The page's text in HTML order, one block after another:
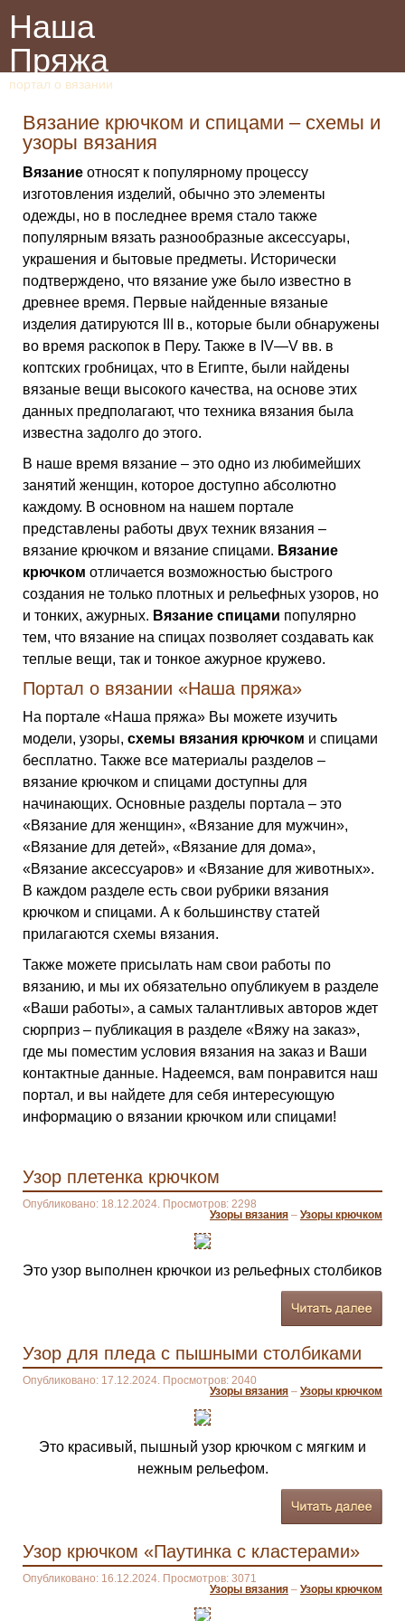
Наша
Пряжа
портал о вязании
Вязание крючком и спицами – схемы и
узоры вязания
Вязание относят к популярному процессу
изготовления изделий, обычно это элементы
одежды, но в последнее время стало также
популярным вязать разнообразные аксессуары,
украшения и бытовые предметы. Исторически
подтверждено, что вязание уже было известно в
древнее время. Первые найденные вязаные
изделия датируются III в., которые были обнаружены
во время раскопок в Перу. Также в IV—V вв. в
коптских гробницах, что в Египте, были найдены
вязаные вещи высокого качества, на основе этих
данных предполагают, что техника вязания была
известна задолго до этого.
В наше время вязание – это одно из любимейших
занятий женщин, которое доступно абсолютно
каждому. В основном на нашем портале
представлены работы двух техник вязания –
вязание крючком и вязание спицами. Вязание
крючком отличается возможностью быстрого
создания не только плотных и рельефных узоров, но
и тонких, ажурных. Вязание спицами популярно
тем, что вязание на спицах позволяет создавать как
теплые вещи, так и тонкое ажурное кружево.
Портал о вязании «Наша пряжа»
На портале «Наша пряжа» Вы можете изучить
модели, узоры, схемы вязания крючком и спицами
бесплатно. Также все материалы разделов –
вязание крючком и спицами доступны для
начинающих. Основные разделы портала – это
«Вязание для женщин», «Вязание для мужчин»,
«Вязание для детей», «Вязание для дома»,
«Вязание аксессуаров» и «Вязание для животных».
В каждом разделе есть свои рубрики вязания
крючком и спицами. А к большинству статей
прилагаются схемы вязания.
Также можете присылать нам свои работы по
вязанию, и мы их обязательно опубликуем в разделе
«Ваши работы», а самых талантливых авторов ждет
сюрприз – публикация в разделе «Вяжу на заказ»,
где мы поместим условия вязания на заказ и Ваши
контактные данные. Надеемся, вам понравится наш
портал, и вы найдете для себя интересующую
информацию о вязании крючком или спицами!
Узор плетенка крючком
Опубликовано: 18.12.2024. Просмотров: 2298
Узоры вязания – Узоры крючком
Это узор выполнен крючкои из рельефных столбиков
Узор для пледа с пышными столбиками
Опубликовано: 17.12.2024. Просмотров: 2040
Узоры вязания – Узоры крючком
Это красивый, пышный узор крючком с мягким и
нежным рельефом.
Узор крючком «Паутинка с кластерами»
Опубликовано: 16.12.2024. Просмотров: 3071
Узоры вязания – Узоры крючком